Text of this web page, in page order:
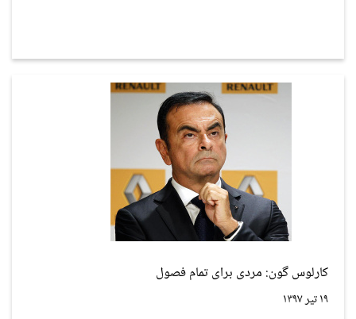
کارلوس گون: مردی برای تمام فصول
۱۹ تیر ۱۳۹۷